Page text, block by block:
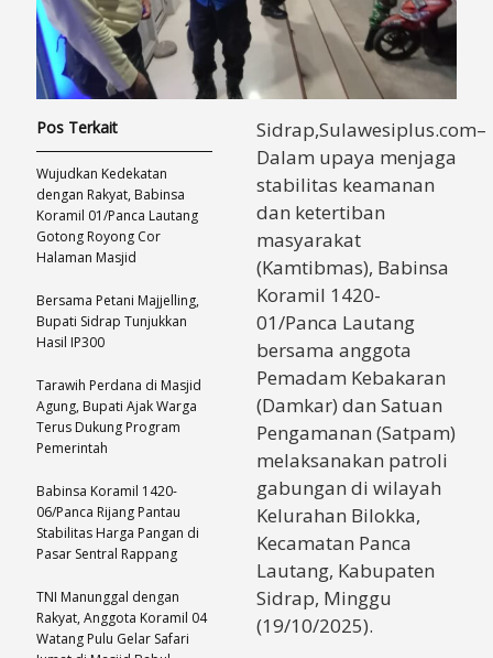
Sidrap,Sulawesiplus.com–
Dalam upaya menjaga
stabilitas keamanan
dan ketertiban
masyarakat
(Kamtibmas), Babinsa
Koramil 1420-
01/Panca Lautang
bersama anggota
Pemadam Kebakaran
(Damkar) dan Satuan
Pengamanan (Satpam)
melaksanakan patroli
gabungan di wilayah
Kelurahan Bilokka,
Kecamatan Panca
Lautang, Kabupaten
Sidrap, Minggu
(19/10/2025).
Pos Terkait
​Wujudkan Kedekatan
dengan Rakyat, Babinsa
Koramil 01/Panca Lautang
Gotong Royong Cor
Halaman Masjid
Bersama Petani Majjelling,
Bupati Sidrap Tunjukkan
Hasil IP300
Tarawih Perdana di Masjid
Agung, Bupati Ajak Warga
Terus Dukung Program
Pemerintah
Babinsa Koramil 1420-
06/Panca Rijang Pantau
Stabilitas Harga Pangan di
Pasar Sentral Rappang
TNI Manunggal dengan
Rakyat, Anggota Koramil 04
Watang Pulu Gelar Safari